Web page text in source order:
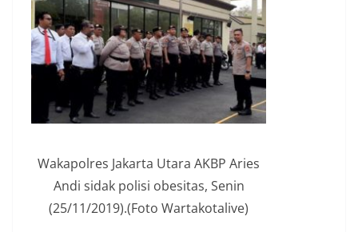
Wakapolres Jakarta Utara AKBP Aries
Andi sidak polisi obesitas, Senin
(25/11/2019).(Foto Wartakotalive)